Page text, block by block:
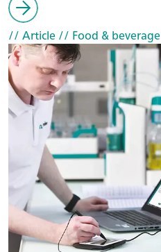
// Article// Food & beverage